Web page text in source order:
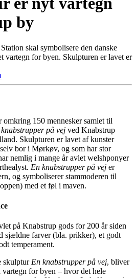
by
skal symbolisere den danske
vartegn for byen. Skulpturen er lavet er
150 mennesker samlet til
på vej ved Knabstrup
Skulpturen er lavet af kunster
bor i Mørkøv, og som har stor
nemlig i mange år avlet welshponyer
En knabstrupper på vej er
og symboliserer stammoderen til
med et føl i maven.
på Knabstrup gods for 200 år siden
sjældne farver (bla. prikker), et godt
temperament.
skulpturEn knabstrupper på vej, bliver
vartegn for byen – hvor det hele